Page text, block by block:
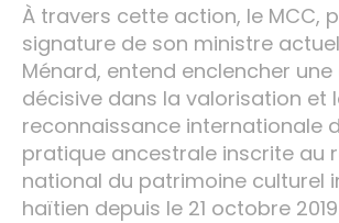
À travers cette action, le MCC,
signature de son ministre
Ménard, entend enclencher
décisive dans la valorisation et
reconnaissance internationale
pratique ancestrale inscrite au
national du patrimoine culturel
haïtien depuis le 21 octobre